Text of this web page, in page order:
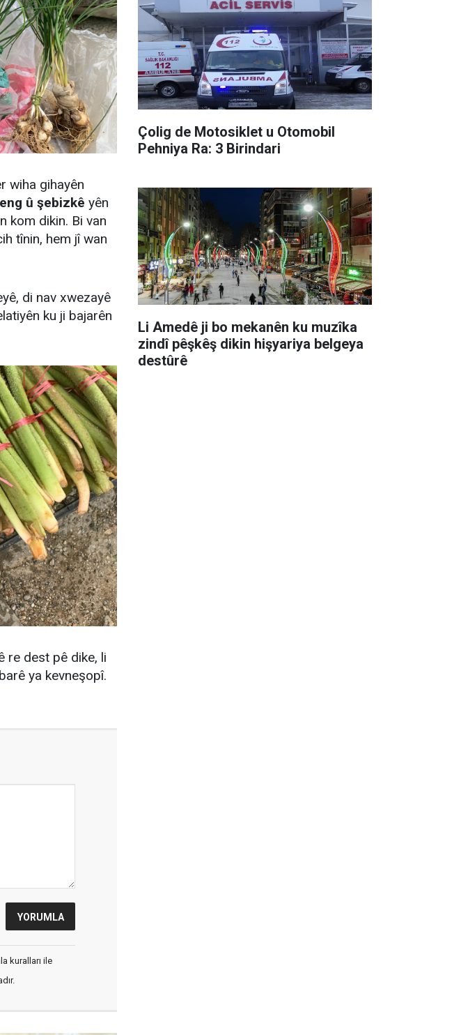
wiha gihayên
û şebizkê yên
kom dikin. Bi van
tînin, hem jî wan
di nav xwezayê
ku ji bajarên
re dest pê dike, li
ya kevneşopî.
kuralları ile
Çolig de Motosiklet u Otomobil
Pehniya Ra: 3 Birindari
Li Amedê ji bo mekanên ku muzîka
zindî pêşkêş dikin hişyariya belgeya
destûrê